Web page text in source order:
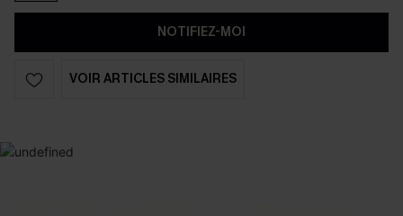
NOTIFIEZ-MOI
VOIR ARTICLES SIMILAIRES